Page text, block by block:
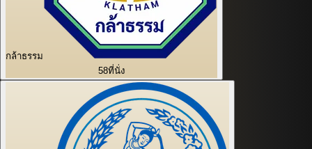
กล้าธรรม
58ที่นั่ง